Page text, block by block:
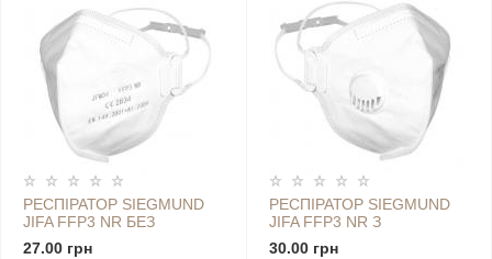
РЕСПІРАТОР SIEGMUND
JIFA FFP3 NR БЕЗ
КЛАПАНУ
27.00 грн
РЕСПІРАТОР SIEGMUND
JIFA FFP3 NR З
КЛАПАНОМ
30.00 грн